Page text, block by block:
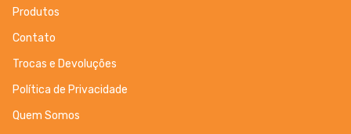
Produtos
Contato
Trocas e Devoluções
Política de Privacidade
Quem Somos